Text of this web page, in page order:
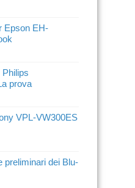
Epson EH-
prova
VPL-VW300ES
preliminari dei Blu-